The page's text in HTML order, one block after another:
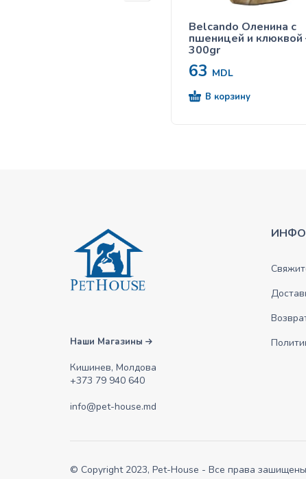
Belcando Оленина с
пшеницей и
300gr
63 MDL
В корзину
Наши Магазины
Кишинев, Молдова
+373 79 940 640
info@pet-house.md
© Copyright 2023, Pet-House - Все права